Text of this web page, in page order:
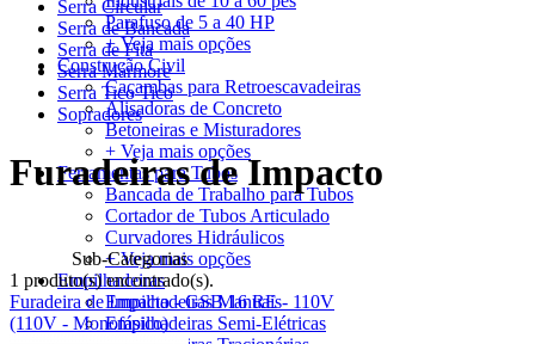
Parafuso de 5 a 40 HP
+ Veja mais opções
Construção Civil
Caçambas para Retroescavadeiras
Alisadoras de Concreto
Betoneiras e Misturadores
+ Veja mais opções
Ferramentas para Tubos
Bancada de Trabalho para Tubos
Cortador de Tubos Articulado
Curvadores Hidráulicos
+ Veja mais opções
Empilhadeiras
Empilhadeiras Manuais
Empilhadeiras Semi-Elétricas
Serra Circular
Serra de Bancada
Serra de Fita
Serra Mármore
Serra Tico Tico
Sopradores
Furadeiras de Impacto
Sub-Categorias
1 produto(s) encontrado(s).
Furadeira de Impacto - GSB 16 RE - 110V
(110V - Monofásico)